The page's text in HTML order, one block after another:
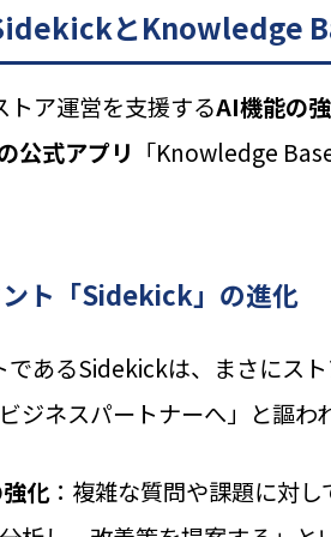
とKnowledge
ア運営を支援するAI機能の
公式アプリ 「Knowledge
ト「Sidekick」の進化
あるSidekickは、まさにス
ジネスパートナーへ」と謳わ
化：複雑な質問や課題に対